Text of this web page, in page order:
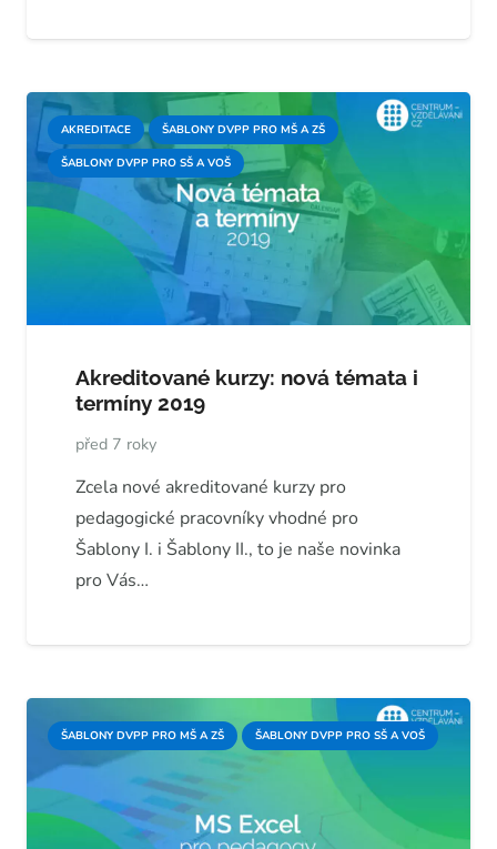
AKREDITACE ŠABLONY DVPP PRO MŠ A ZŠ
ŠABLONY DVPP PRO SŠ A VOŠ
Akreditované kurzy: nová témata i
termíny 2019
před 7 roky
Zcela nové akreditované kurzy pro
pedagogické pracovníky vhodné pro
Šablony I. i Šablony II., to je naše novinka
pro Vás…
ŠABLONY DVPP PRO MŠ A ZŠ ŠABLONY DVPP PRO SŠ A VOŠ